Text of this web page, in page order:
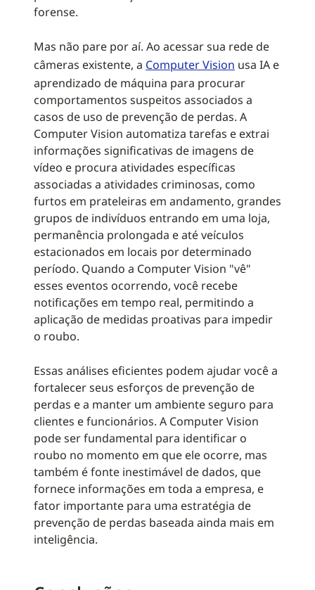
forense.
Mas não pare por aí. Ao acessar sua rede de
câmeras existente, a Computer Vision usa IA e
aprendizado de máquina para procurar
comportamentos suspeitos associados a
casos de uso de prevenção de perdas. A
Computer Vision automatiza tarefas e extrai
informações significativas de imagens de
vídeo e procura atividades específicas
associadas a atividades criminosas, como
furtos em prateleiras em andamento, grandes
grupos de indivíduos entrando em uma loja,
permanência prolongada e até veículos
estacionados em locais por determinado
período. Quando a Computer Vision "vê"
esses eventos ocorrendo, você recebe
notificações em tempo real, permitindo a
aplicação de medidas proativas para impedir
o roubo.
Essas análises eficientes podem ajudar você a
fortalecer seus esforços de prevenção de
perdas e a manter um ambiente seguro para
clientes e funcionários. A Computer Vision
pode ser fundamental para identificar o
roubo no momento em que ele ocorre, mas
também é fonte inestimável de dados, que
fornece informações em toda a empresa, e
fator importante para uma estratégia de
prevenção de perdas baseada ainda mais em
inteligência.